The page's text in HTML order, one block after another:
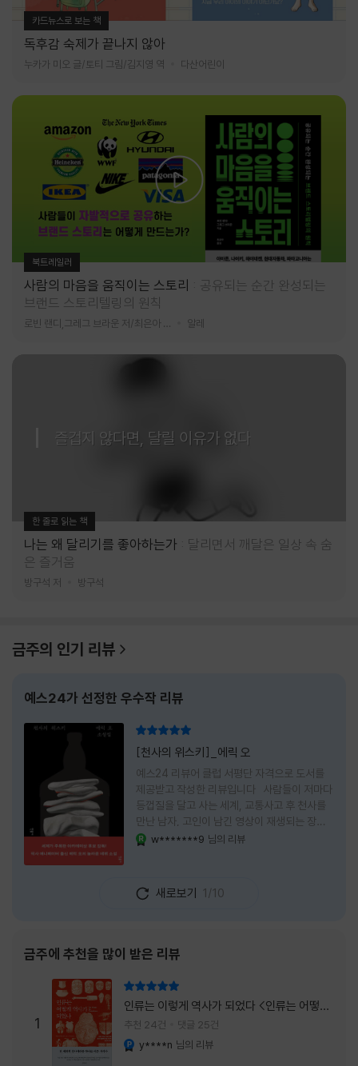
카드뉴스로 보는 책
독후감 숙제가 끝나지 않아
누카가 미오 글/토티 그림/김지영 역 다산어린이
북트레일러
사람의 마음을 움직이는 스토리
공유되는 순간 완성되는
브랜드 스토리텔링의 원칙
알레
즐겁지 않다면, 달릴 이유가 없다
한 줄로 읽는 책
나는 왜 달리기를 좋아하는가
달리면서 깨달은 일상 속 숨
은 즐거움
방구석 저 방구석
금주의 인기 리뷰
예스24가 선정한 우수작 리뷰
[천사의 위스키]_에릭 오
예스24 리뷰어 클럽 서평단 자격으로 도서를
제공받고 작성한 리뷰입니다 사람들이 저마다
등껍질을 달고 사는 세계, 교통사고 후 천사를
만난 남자, 고인이 남긴 영상이 재생되는 장례
식장에서 똥을 싼 개. 이 책에는 몇 줄만 읽어도
넘어가 있었다. 소설을 읽으면서 잘 만든 단편
애니메이션 여러 편을 차례로 보는 기분이 들었
선명하게 그려졌고, 한 편이 끝날 때마다 질문
이 뒤따라왔다. 감출 수 없는 세계는 더 다정할
까 「등껍질」의 세계에서 사람들은 저마다 다른
등껍질을 달고 살아간다. 몸의 일부이면서 한
사람을 표현하는 수단
w*******9 님의 리뷰
새로보기 1/10
금주에 추천을 많이 받은 리뷰
1
인류는 이렇게 역사가 되었다 <인류는 어떻게
역사가 되었나>
추천 24건 댓글 25건
y****n 님의 리뷰